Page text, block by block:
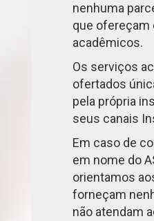
nenhuma
que ofereçam
acadêmicos.
Os serviços
ofertados
pela própria
seus canais
Em caso de
em nome do
orientamos
forneçam
não atendam